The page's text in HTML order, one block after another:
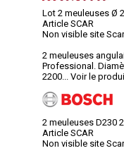
Lot 2 meuleuses Ø
Article SCAR
Non visible site Scar
2 meuleuses
Professional.
2200...
Voir le
2 meuleuses D230
Article SCAR
Non visible site Scar